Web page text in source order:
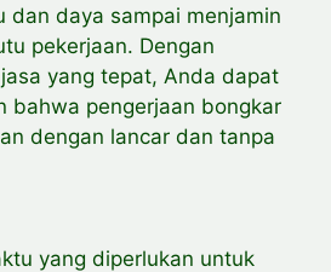
dan daya sampai menjamin
pekerjaan. Dengan
yang tepat, Anda dapat
bahwa pengerjaan bongkar
dengan lancar dan tanpa
yang diperlukan untuk